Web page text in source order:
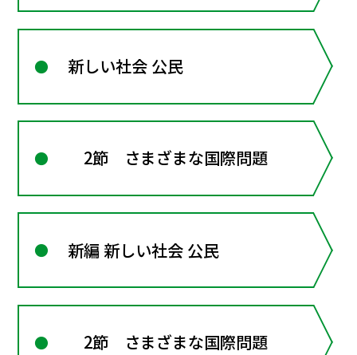
新しい社会 公民
2節 さまざまな国際問題
新編 新しい社会 公民
2節 さまざまな国際問題